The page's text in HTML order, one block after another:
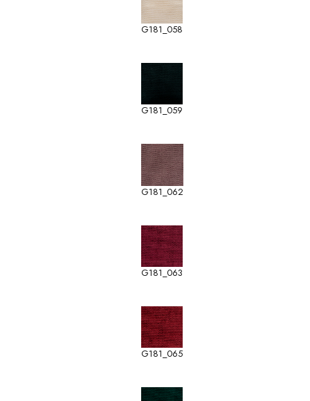
G181_058
G181_059
G181_062
G181_063
G181_065